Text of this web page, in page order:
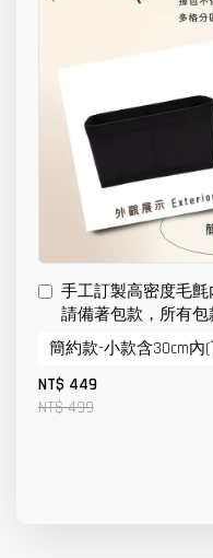
手工訂製高密度毛
請備著包款，所有
NT$ 449
NT$ 499